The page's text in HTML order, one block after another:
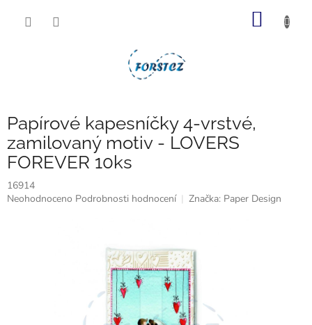
Papírové kapesníčky 4-vrstvé,
zamilovaný motiv - LOVERS
FOREVER 10ks
16914
Průměrné
Neohodnoceno Podrobnosti hodnocení Značka: Paper Design